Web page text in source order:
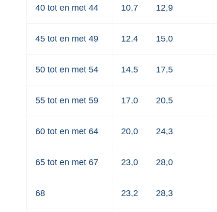
40 tot en met 44 10,7 12,9
45 tot en met 49 12,4 15,0
50 tot en met 54 14,5 17,5
55 tot en met 59 17,0 20,5
60 tot en met 64 20,0 24,3
65 tot en met 67 23,0 28,0
68 23,2 28,3